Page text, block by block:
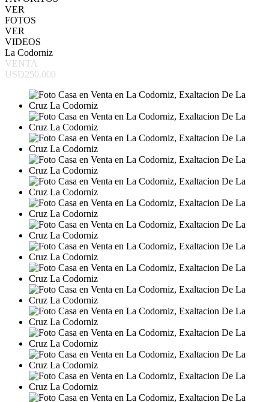
VER
FOTOS
VER
VIDEOS
La Codorniz
VENTA
USD250.000